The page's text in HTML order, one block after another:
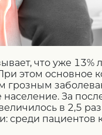
что уже
этом основное
грозным
За
в 2,5
среди пациентов